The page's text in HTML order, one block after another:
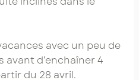
avec un peu de
d’enchaîner 4
du 28 avril.